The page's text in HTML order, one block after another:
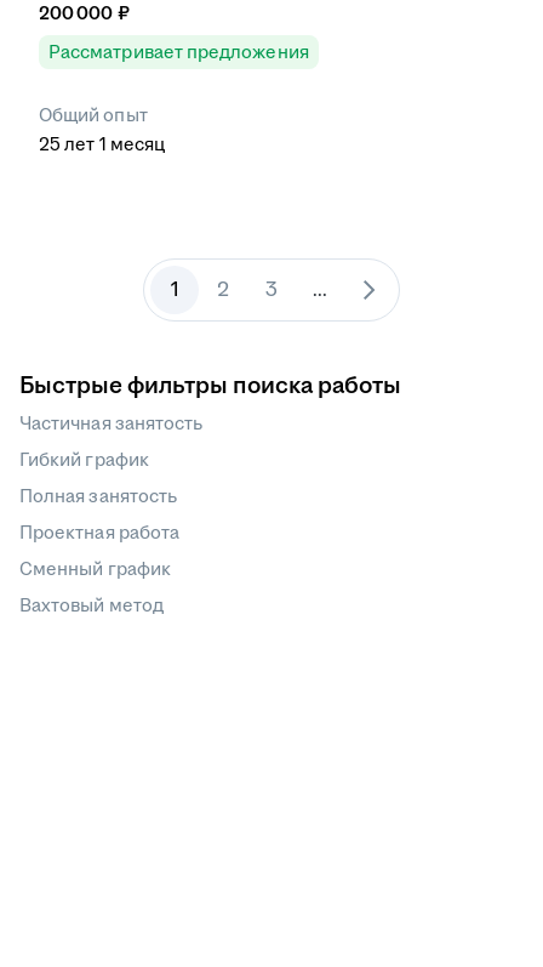
200 000 ₽
Рассматривает предложения
Общий опыт
25 лет 1 месяц
1 2 3 ...
Быстрые фильтры поиска работы
Частичная занятость
Гибкий график
Полная занятость
Проектная работа
Сменный график
Вахтовый метод